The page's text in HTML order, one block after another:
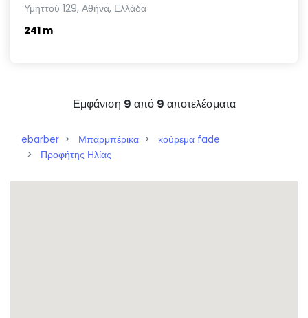
Υμηττού 129, Αθήνα, Ελλάδα
241 m
Εμφάνιση 9 από 9 αποτελέσματα
ebarber Μπαρμπέρικα
κούρεμα fade
Προφήτης Ηλίας